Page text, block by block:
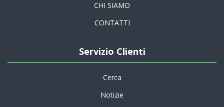
CHI SIAMO
CONTATTI
Servizio Clienti
Cerca
Notizie